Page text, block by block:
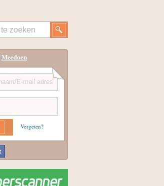
Meedoen
Vergeten?